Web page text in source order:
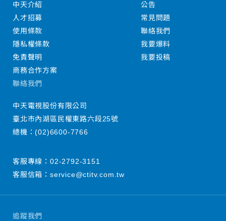
追蹤我們
中天介紹
人才招募
使用條款
隱私權條款
免責聲明
商務合作方案
公告
常見問題
聯絡我們
我要爆料
我要投稿
聯絡我們
中天電視股份有限公司
臺北市內湖區民權東路六段25號
總機：(02)6600-7766
客服專線： 02-2792-3151
客服信箱： service@ctitv.com.tw